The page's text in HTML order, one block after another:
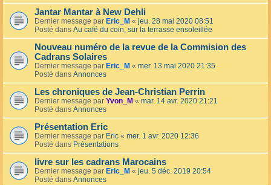
Jantar Mantar à New Dehli
Dernier message par Eric_M « jeu. 28 mai 2020 08:51
Posté dans Au café du coin, sur la terrasse ensoleillée
Nouveau numéro de la revue de la Commision des
Cadrans Solaires
Dernier message par Eric_M « mer. 13 mai 2020 21:35
Posté dans Annonces
Les chroniques de Jean-Christian Perrin
Dernier message par Yvon_M « mar. 14 avr. 2020 21:21
Posté dans Annonces
Présentation Eric
Dernier message par Eric « mer. 1 avr. 2020 12:36
Posté dans Présentations
livre sur les cadrans Marocains
Dernier message par Eric_M « jeu. 5 déc. 2019 20:54
Posté dans Annonces